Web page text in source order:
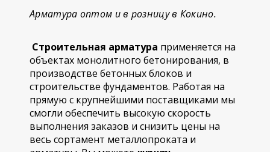
Арматура оптом и в розницу в Кокино.
Строительная арматура применяется на
объектах монолитного бетонирования, в
производстве бетонных блоков и
строительстве фундаментов. Работая на
прямую с крупнейшими поставщиками мы
смогли обеспечить высокую скорость
выполнения заказов и снизить цены на
весь сортамент металлопроката и